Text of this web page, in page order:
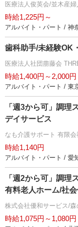
医療法人俊英会/並木産
時給1,225円～
アルバイト・パート / 神
歯科助手/未経験OK
医療法人社団萠藤会
時給1,400円～2,000円
アルバイト・パート / 東
「週3から可」調理
デイサービス
なも介護サポート 有限
時給1,140円
アルバイト・パート / 愛
「週2から可」調理
有料老人ホーム/社
株式会社優和サービス/森
時給1,075円～1,080円